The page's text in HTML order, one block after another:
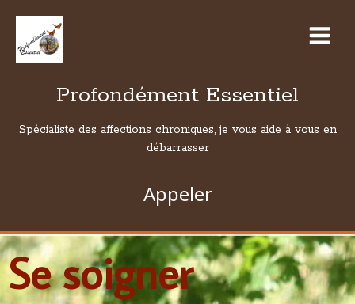
Profondément Essentiel
Spécialiste des affections chroniques, je vous aide à vous en
débarrasser
Appeler
Se soigner